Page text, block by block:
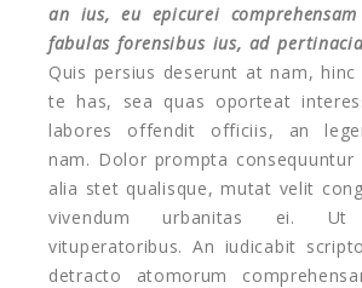
an ius, eu epicurei
fabulas forensibus ius, ad
Quis persius deserunt at nam,
te has, sea quas oporteat
labores offendit officiis, an
nam. Dolor prompta consequuntur
alia stet qualisque, mutat velit
vivendum urbanitas ei.
vituperatoribus. An iudicabit
detracto atomorum